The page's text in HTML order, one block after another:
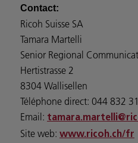
Contact:
Ricoh Suisse SA
Tamara Martelli
Senior Regional
Hertistrasse 2
8304 Wallisellen
Téléphone direct: 044 832
Email:
Site web: www.ricoh.ch/fr